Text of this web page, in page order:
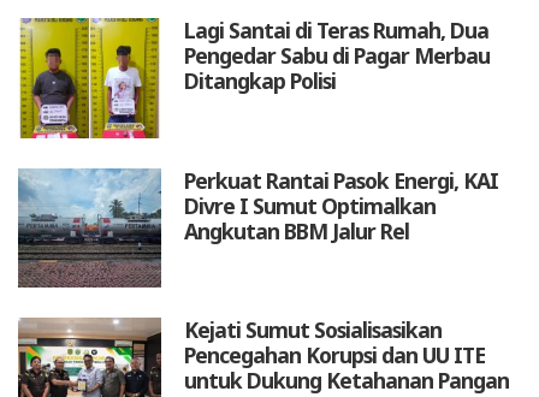
Lagi Santai di Teras Rumah, Dua
Pengedar Sabu di Pagar Merbau
Ditangkap Polisi
Perkuat Rantai Pasok Energi, KAI
Divre I Sumut Optimalkan
Angkutan BBM Jalur Rel
Kejati Sumut Sosialisasikan
Pencegahan Korupsi dan UU ITE
untuk Dukung Ketahanan Pangan